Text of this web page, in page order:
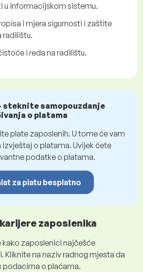
u informacijskom sistemu.
i mjera sigurnosti i zaštite
radilištu.
i reda na radilištu.
steknite samopouzdanje
o platama
plate zaposlenih. U tome će vam
o platama. Uvijek ćete
podatke o platama.
za platu besplatno
zaposlenika
kako zaposlenici najčešće
Kliknite na naziv radnog mjesta da
podacima o plaćama.